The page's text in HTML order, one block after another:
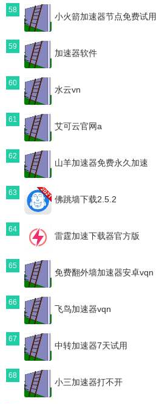
58
小火箭加速器节点免费试用
59
加速器软件
60
水云vn
61
艾可云官网a
62
山羊加速器免费永久加速
63
佛跳墙下载2.5.2
64
雷霆加速下载器官方版
65
免费翻外墙加速器安卓vqn
66
飞鸟加速器vqn
67
中转加速器7天试用
68
小三加速器打不开